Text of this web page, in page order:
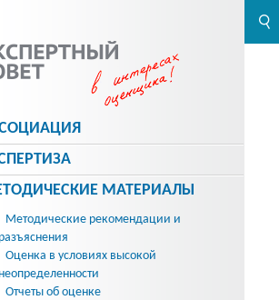
МАТЕРИАЛЫ
Методические рекомендации и
разъяснения
Оценка в условиях высокой
неопределенности
Отчеты об оценке